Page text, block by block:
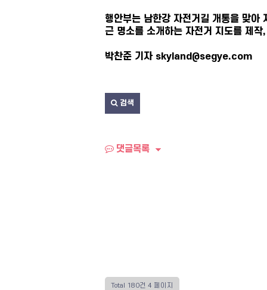
행안부는 남한강 자전거길 개통을 맞아
근 명소를 소개하는 자전거 지도를 제작
박찬준 기자 skyland@segye.com
검색
댓글목록
Total 180건 4 페이지